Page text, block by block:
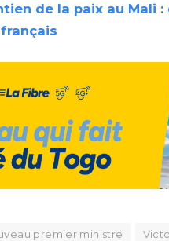
de la paix au Mali
premier ministre